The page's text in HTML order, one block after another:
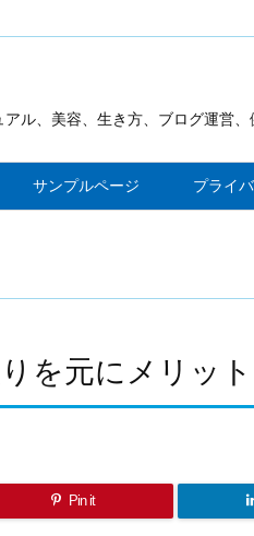
ル、美容、生き方、ブログ運営
ブログを作ります
サンプルページ プライ
を元にメリッ
Pin it